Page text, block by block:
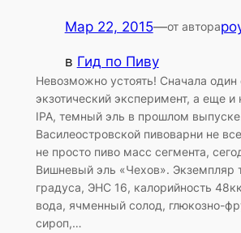
Мар 22, 2015—от автора
в Гид по Пиву
Невозможно устоять! Сначала один
экзотический эксперимент, а еще и
IPA, темный эль в прошлом
Василеостровской пивоварни не
не просто пиво масс сегмента,
Вишневый эль «Чехов». Экземпляр
градуса, ЭНС 16, калорийность
вода, ячменный солод, глюкозно-
сироп,…